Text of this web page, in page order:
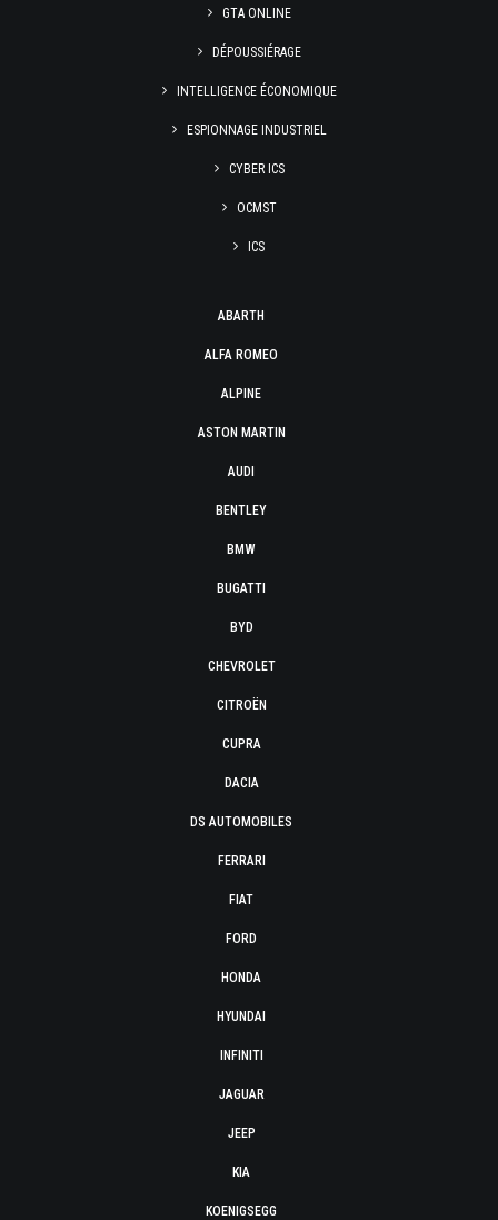
GTA ONLINE
DÉPOUSSIÉRAGE
INTELLIGENCE ÉCONOMIQUE
ESPIONNAGE INDUSTRIEL
CYBER ICS
OCMST
ICS
ABARTH
ALFA ROMEO
ALPINE
ASTON MARTIN
AUDI
BENTLEY
BMW
BUGATTI
BYD
CHEVROLET
CITROËN
CUPRA
DACIA
DS AUTOMOBILES
FERRARI
FIAT
FORD
HONDA
HYUNDAI
INFINITI
JAGUAR
JEEP
KIA
KOENIGSEGG